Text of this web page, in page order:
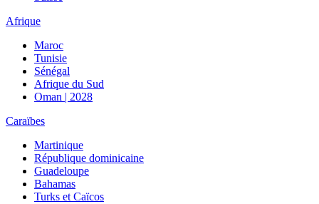
Afrique
Maroc
Tunisie
Sénégal
Afrique du Sud
Oman | 2028
Caraïbes
Martinique
République dominicaine
Guadeloupe
Bahamas
Turks et Caïcos